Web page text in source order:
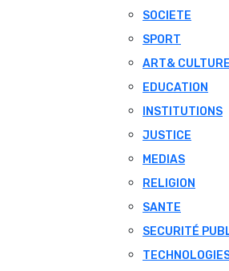
SOCIETE
SPORT
ART& CULTURE
EDUCATION
INSTITUTIONS
JUSTICE
MEDIAS
RELIGION
SANTE
SECURITÉ